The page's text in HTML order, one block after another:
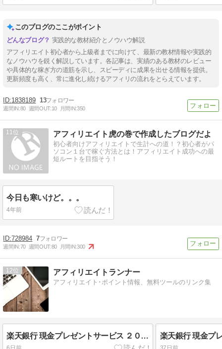
このブログのここがポイント
実践的な教材紹介とノウハウ解説
アフィリエイト初心者から上級者までに向けて、最新の教材情報や実践的
なノウハウを鋭く解説しています。各記事は、実績のある教材のレビュー
や具体的な稼ぎ方の道筋を示し、スピーディに成果を出せる情報を提供。
更新頻度も高く、常に進化し続けるアフィリの流れをとらえています。
1838189 13
週間IN:80 週間OUT:10 月間IN:350
11 アフィリエイト虎の巻で作成したブログだよ
初心者向けアフィリエイトで生計への道！？初心者がパ
ソコン１台で稼ぐ方法とは！アフィリエイト成功への最
短ルートを目指そう！
今日も寒いけど。。。
4年前
728984 7
週間IN:70 週間OUT:80 月間IN:300
12 アフィリエイトランナー
アフィリエイト･ポイント情報、無料ツールのリンク集
楽天銀行 現金プレゼントサービス ２０２６年７月は１０円獲得